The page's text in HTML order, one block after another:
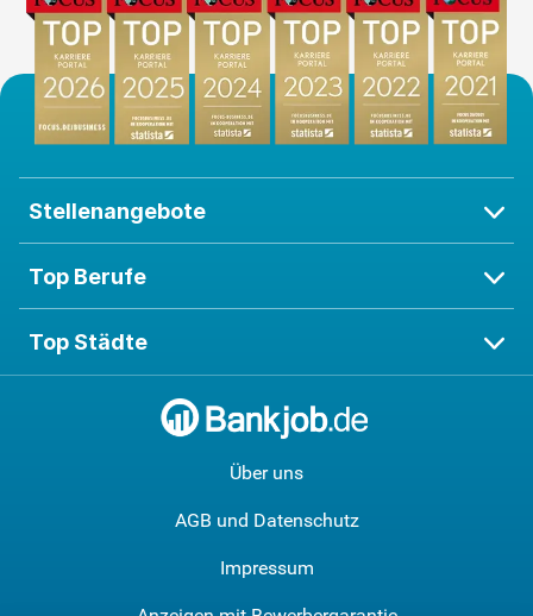
Stellenangebote
Top Berufe
Top Städte
Über uns
AGB und Datenschutz
Impressum